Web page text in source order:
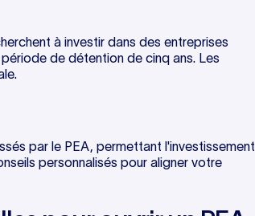
à investir dans des entreprises
de détention de cinq ans. Les
par le PEA, permettant l'investissement
personnalisés pour aligner votre